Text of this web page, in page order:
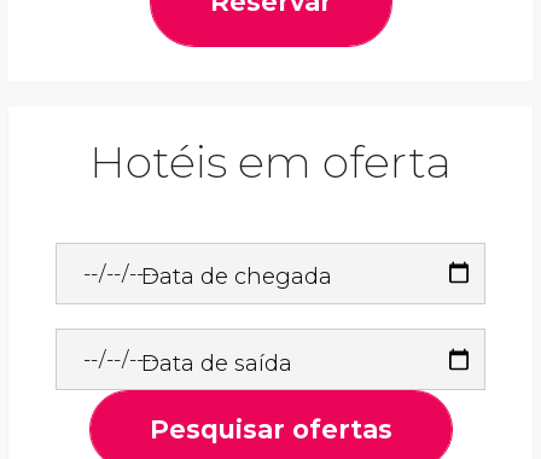
Hotéis em oferta
Data de chegada
Data de saída
Pesquisar ofertas